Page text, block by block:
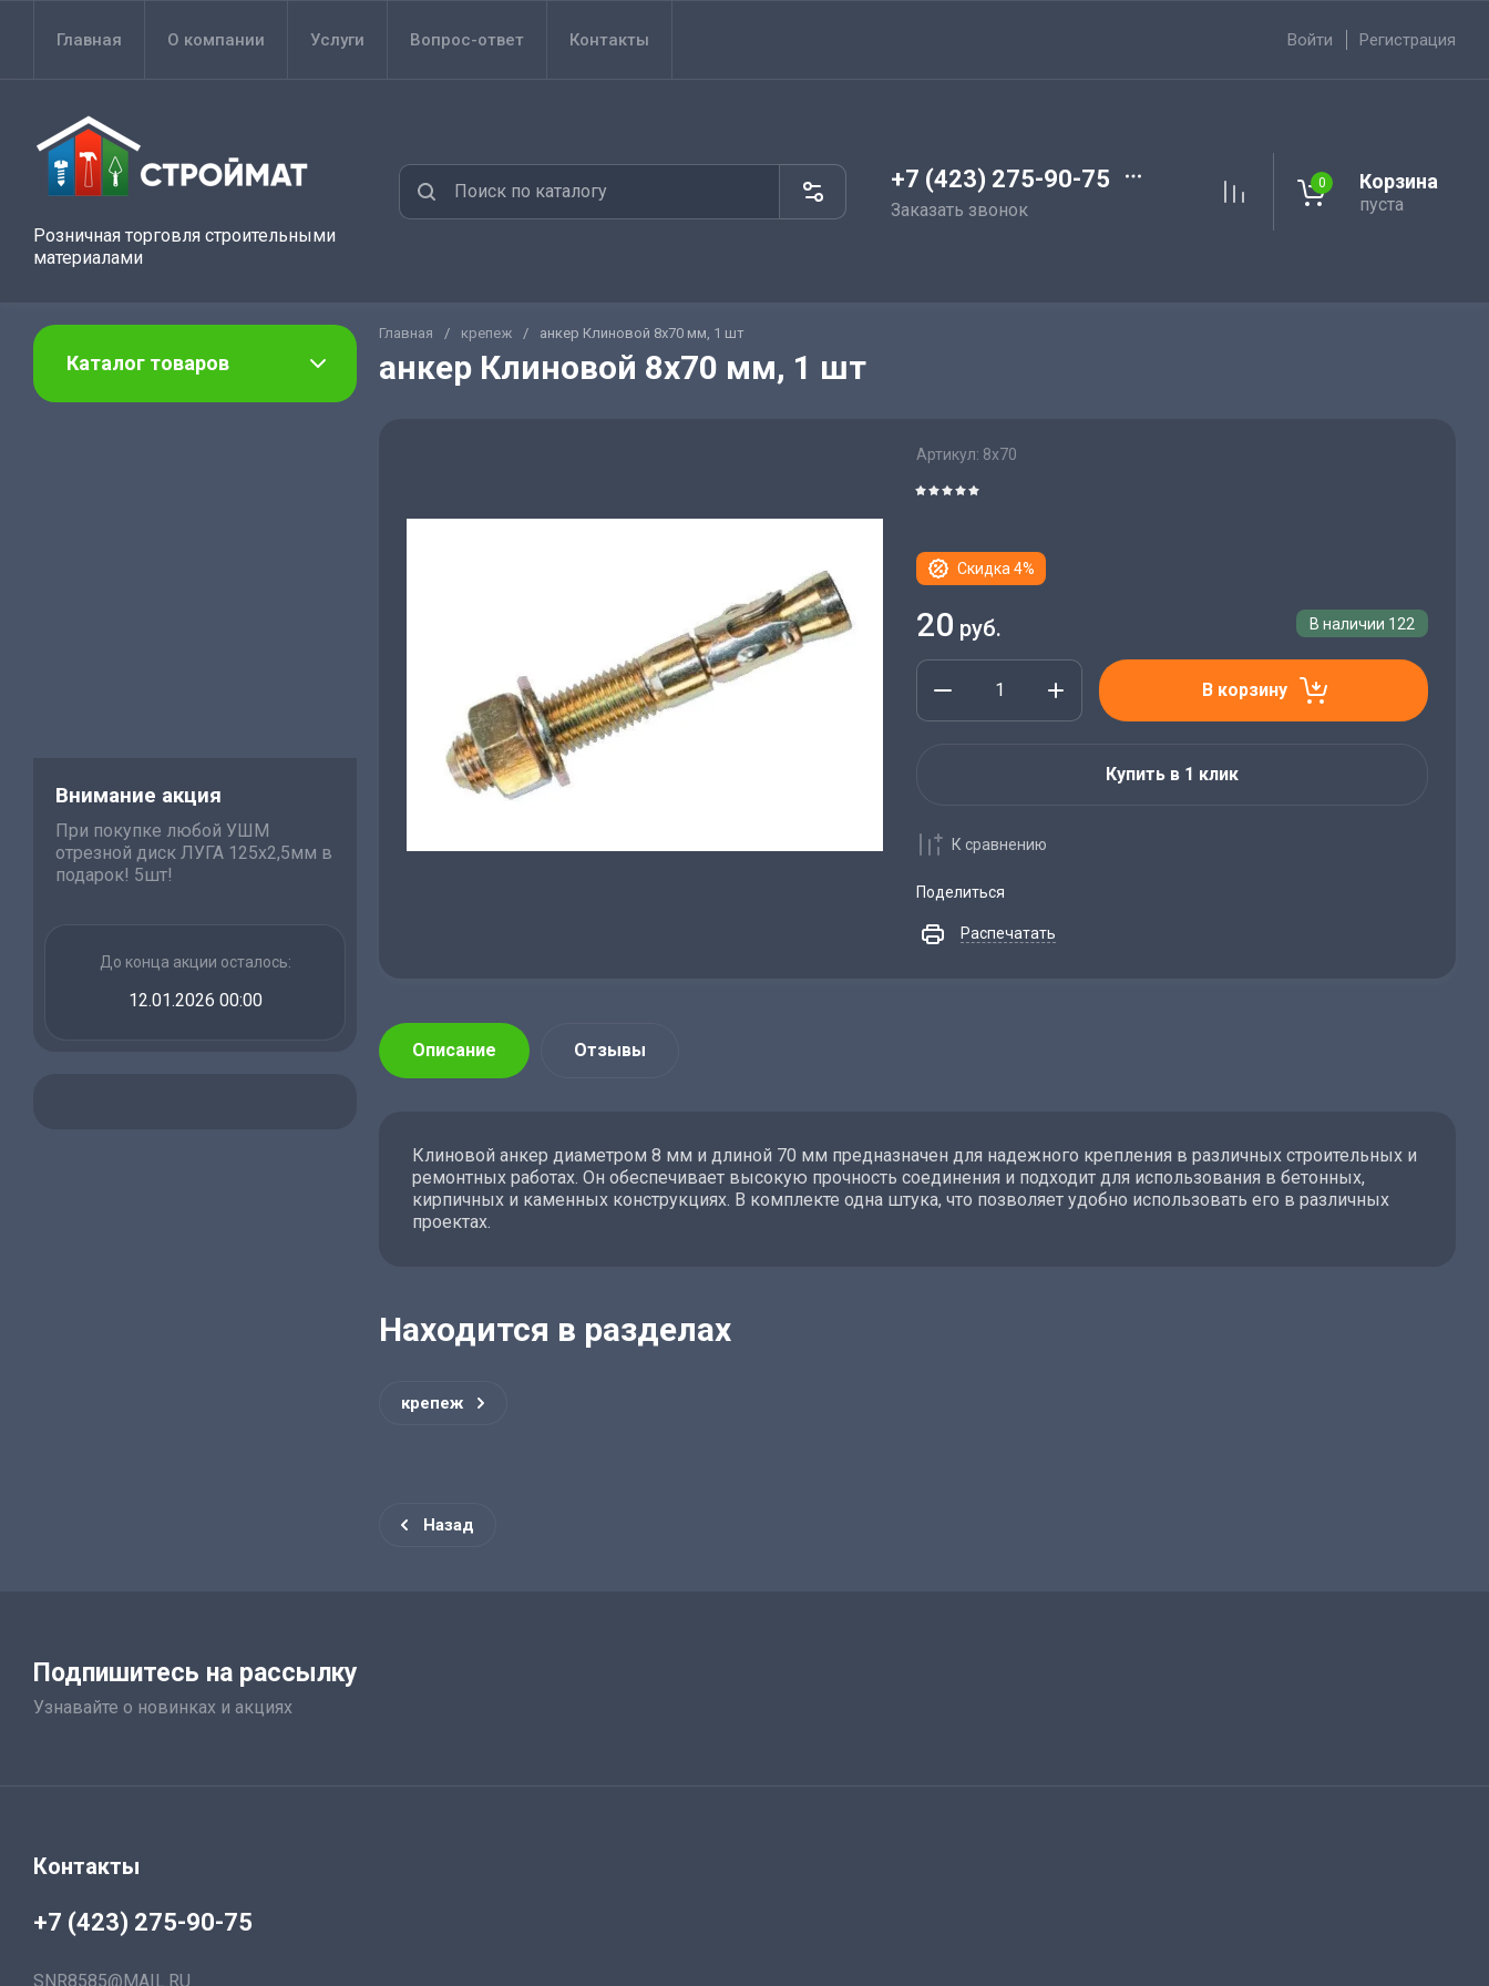
Главная О компании Услуги Вопрос-ответ Контакты Войти Регистрация
Розничная торговля строительными
материалами
+7 (423) 275-90-75
Заказать звонок
0 Корзина
пуста
Каталог товаров
Внимание акция
При покупке любой УШМ
отрезной диск ЛУГА 125х2,5мм в
подарок! 5шт!
До конца акции осталось:
12.01.2026 00:00
Главная / крепеж / анкер Клиновой 8х70 мм, 1 шт
анкер Клиновой 8х70 мм, 1 шт
Артикул: 8х70
Скидка 4%
В наличии 122
20 руб.
В корзину
Купить в 1 клик
К сравнению
Поделиться
Распечатать
Описание Отзывы
Клиновой анкер диаметром 8 мм и длиной 70 мм предназначен для надежного крепления в различных строительных и
ремонтных работах. Он обеспечивает высокую прочность соединения и подходит для использования в бетонных,
кирпичных и каменных конструкциях. В комплекте одна штука, что позволяет удобно использовать его в различных
проектах.
Находится в разделах
крепеж
Назад
Подпишитесь на рассылку
Узнавайте о новинках и акциях
Контакты
+7 (423) 275-90-75
SNR8585@MAIL.RU